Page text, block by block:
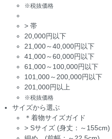
※税抜価格
> 帯
20,000円以下
21,000～40,000円以下
41,000～60,000円以下
61,000～100,000円以下
101,000～200,000円以下
201,000円以上
※税抜価格
サイズから選ぶ
＊着物サイズガイド
> Sサイズ (身丈：～155cm)